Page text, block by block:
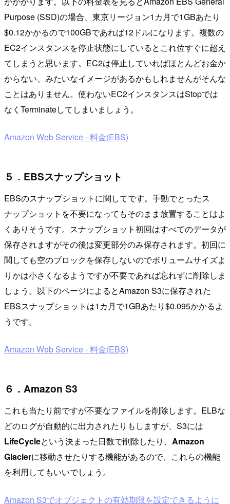
Purpose (SSD)の場合、東京リージョン1カ月で1GBあたり
$0.12かかるので100GBであれば12ドルになります。複数の
EC2インスタンスを停止状態にしているとこれ位すぐに超え
てしまうと思います。EC2は停止していればほとんどお金か
からない、みたいなイメージがあるかもしれませんがそんな
ことはありません。使わないEC2インスタンスはStopでは
なくTerminateしてしまいましょう。
Amazon Web Service - 料金(EBS)
５．EBSスナップショット
EBSのスナップショットに関してです。手動でとったス
ナップショットを不要になってもそのまま放置することはよ
くありそうです。スナップショット初回はすべてのデータが
保存されますがその後は変更部分のみ保存されます。初回に
関しても空のブロックを保存しないのでボリュームサイズよ
りかは小さくなるようですが不要であれば忘れずに削除しま
しょう。以下のページによるとAmazon S3に保存された
EBSスナップショットは1カ月で1GBあたり$0.095かかるよ
うです。
Amazon Web Service - 料金(EBS)
６．Amazon S3
これも当たり前ですが不要なファイルを削除します。ELBな
どのログが自動的に出力されたりもしますが、S3には
LifeCycleという決まった日数で削除したり、 Amazon
Glacierに移動させたりする機能があるので、これらの機能
を利用してもいいでしょう。
Amazon S3でオブジェクトの有効期限を設定できるように